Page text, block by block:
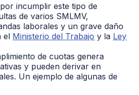
incumplir este tipo de
de varios SMLMV,
laborales y un grave daño
el Ministerio del Trabajo y la Ley
de cuotas genera
y pueden derivar en
Un ejemplo de algunas de